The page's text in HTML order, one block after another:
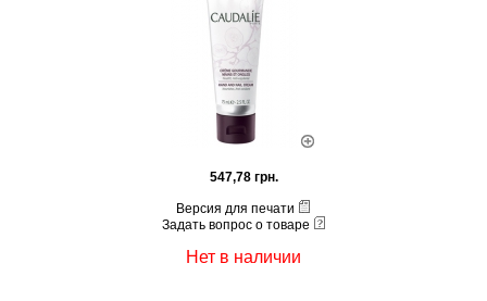
547,78 грн.
Версия для печати
Задать вопрос о товаре
Нет в наличии